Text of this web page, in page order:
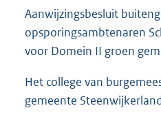
Aanwijzingsbesluit
opsporingsambtenaren
voor Domein II groen
Het college van
gemeente